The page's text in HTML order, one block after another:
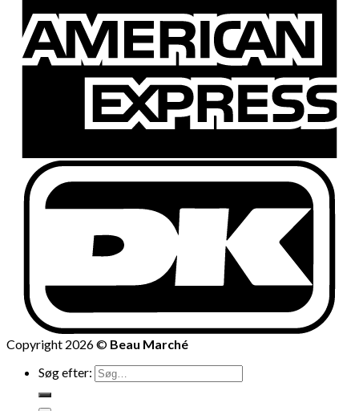
Copyright 2026 © Beau Marché
Søg efter: